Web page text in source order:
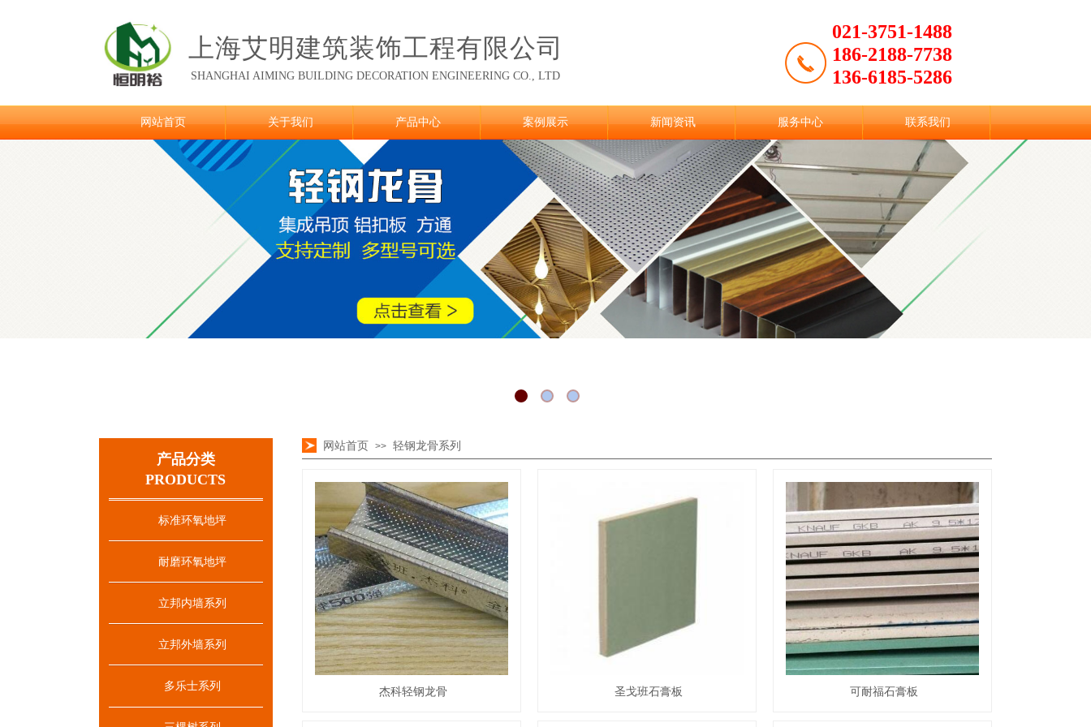
021-3751-1488
186-2188-7738
136-6185-5286
上海艾明建筑装饰工程有限公司
SHANGHAI AIMING BUILDING DECORATION ENGINEERING CO., LTD
网站首页 关于我们 产品中心 案例展示 新闻资讯 服务中心 联系我们
产品分类
PRODUCTS
标准环氧地坪
耐磨环氧地坪
立邦内墙系列
立邦外墙系列
多乐士系列
网站首页 >> 轻钢龙骨系列
杰科轻钢龙骨 圣戈班石膏板 可耐福石膏板